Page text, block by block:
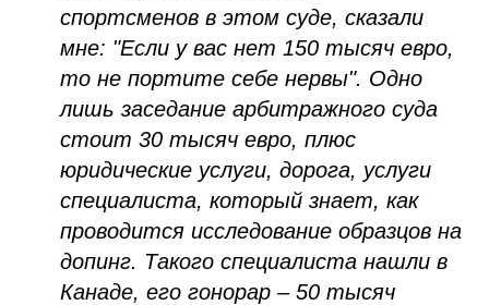
спортсменов в этом суде, сказали
мне: "Если у вас нет 150 тысяч евро,
то не портите себе нервы". Одно
лишь заседание арбитражного суда
стоит 30 тысяч евро, плюс
юридические услуги, дорога, услуги
специалиста, который знает, как
проводится исследование образцов на
допинг. Такого специалиста нашли в
Канаде, его гонорар – 50 тысяч